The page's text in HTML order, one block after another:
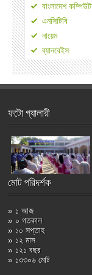
বাংলাদেশ
এনসিটিবি
নায়েম
ব্যানবেইস
ফটো গ্যালারী
মোট পরিদর্শক
» ১ আজ
» ০ গতকাল
» ১০ সপ্তাহ
» ১২ মাস
» ১২১ বছর
» ১৩৩০৬ মোট